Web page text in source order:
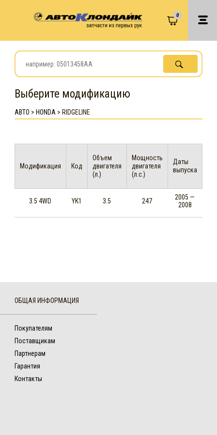
0
Выберите модификацию
АВТО > HONDA > RIDGELINE
Модификация Код
Объем
двигателя
(л.)
Мощность
двигателя
(л.с.)
Даты
выпуска
3.5 4WD YK1 3.5 247
2005 —
2008
ОБЩАЯ ИНФОРМАЦИЯ
Покупателям
Поставщикам
Партнерам
Гарантия
Контакты